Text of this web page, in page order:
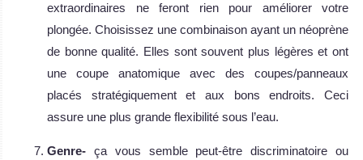
extraordinaires ne feront rien pour améliorer votre
plongée. Choisissez une combinaison ayant un néoprène
de bonne qualité. Elles sont souvent plus légères et ont
une coupe anatomique avec des coupes/panneaux
placés stratégiquement et aux bons endroits. Ceci
assure une plus grande flexibilité sous l’eau.
Genre- ça vous semble peut-être discriminatoire ou